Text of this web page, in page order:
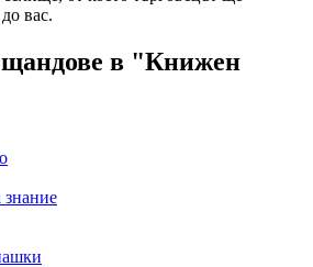
вас.
в "Книжен
знание